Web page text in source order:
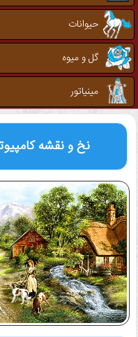
حیوانات
گل و میوه
مینیاتور
نخ و نقشه